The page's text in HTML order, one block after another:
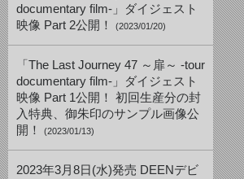
documentary film-」ダイジェスト
映像 Part 2公開！
(2023/01/20)
「The Last Journey 47 ～扉～ -tour
documentary film-」ダイジェスト
映像 Part 1公開！ 初回生産分の封
入特典、御朱印のサンプル画像公
開！
(2023/01/13)
2023年3月8日(水)発売 DEENデビ